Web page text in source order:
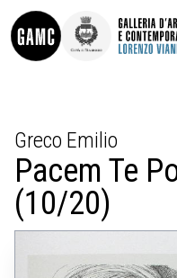
CONTATTI
DIDATTICA
SHOP
LE COLLEZIONI
GLI AUTORI
Greco Emilio
Pacem Te
(10/20)